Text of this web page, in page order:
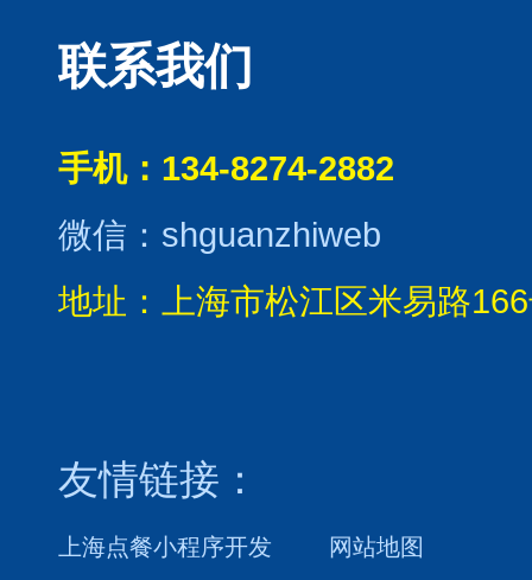
联系我们
手机：134-8274-2882
微信：shguanzhiweb
地址：上海市松江区米易路
友情链接：
上海点餐小程序开发 网站地图